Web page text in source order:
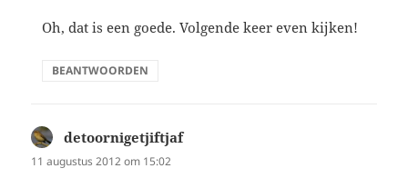
Oh, dat is een goede. Volgende keer even kijken!
BEANTWOORDEN
detoornigetjiftjafschreef:
11 augustus 2012 om 15:02